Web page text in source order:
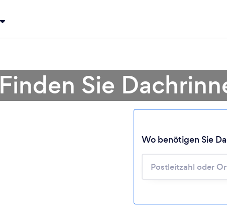
Bitte
Finden Sie
Wo benötigen Sie